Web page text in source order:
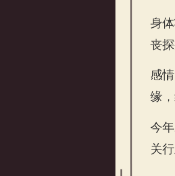
身
丧
感
缘
今
关